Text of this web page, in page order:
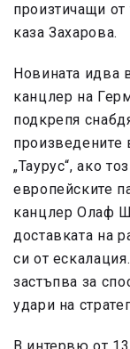
произтичащи от
каза Захарова.
Новината идва
канцлер на
подкрепя
произведените
„Таурус“, ако
европейските
канцлер Олаф
доставката на
си от
застъпвa за
удари на